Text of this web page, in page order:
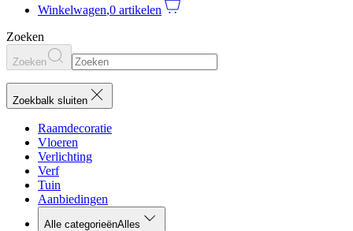
Winkelwagen,0 artikelen
Zoeken
Zoeken
Zoekbalk sluiten
Raamdecoratie
Vloeren
Verlichting
Verf
Tuin
Aanbiedingen
Alle categorieënAlles